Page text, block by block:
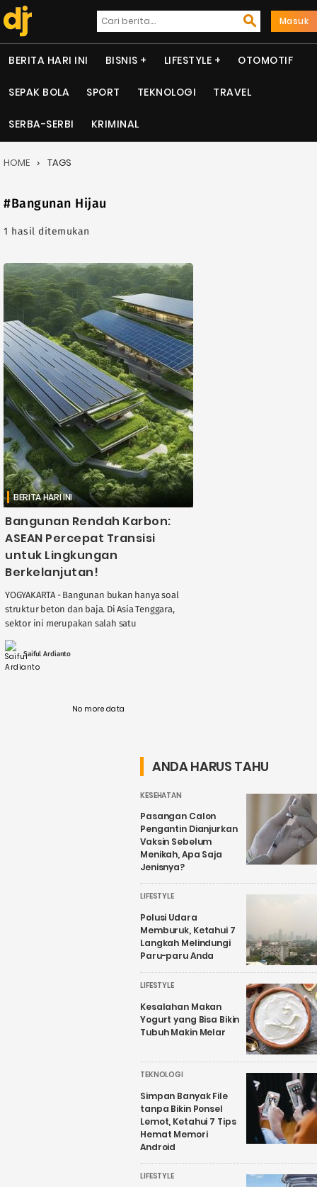
Masuk
BERITA HARI INI BISNIS LIFESTYLE OTOMOTIF
SEPAK BOLA SPORT TEKNOLOGI TRAVEL
SERBA-SERBI KRIMINAL
HOME TAGS
#Bangunan Hijau
1 hasil ditemukan
BERITA HARI INI
Bangunan Rendah Karbon:
ASEAN Percepat Transisi
untuk Lingkungan
Berkelanjutan!
YOGYAKARTA - Bangunan bukan hanya soal
struktur beton dan baja. Di Asia Tenggara,
sektor ini merupakan salah satu
Indonesia menyumbang 33% dari total emisi
....
Saiful Ardianto
No more data
ANDA HARUS TAHU
KESEHATAN
Pasangan Calon
Pengantin Dianjurkan
Vaksin Sebelum
Menikah, Apa Saja
Jenisnya?
LIFESTYLE
Polusi Udara
Memburuk, Ketahui 7
Langkah Melindungi
Paru-paru Anda
LIFESTYLE
Kesalahan Makan
Yogurt yang Bisa Bikin
Tubuh Makin Melar
TEKNOLOGI
Simpan Banyak File
tanpa Bikin Ponsel
Lemot, Ketahui 7 Tips
Hemat Memori
Android
LIFESTYLE